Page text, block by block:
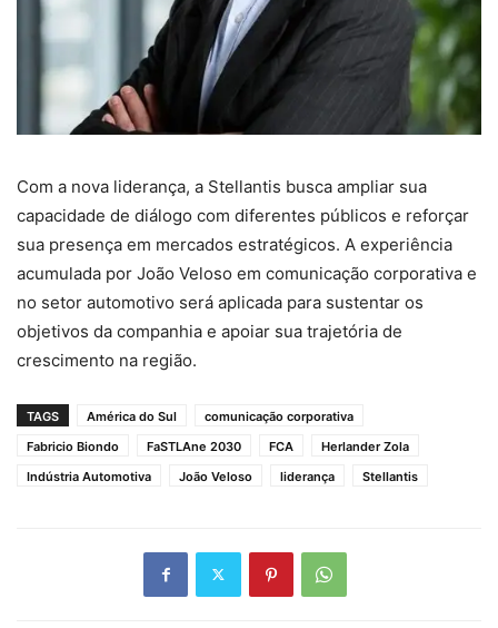
Com a nova liderança, a Stellantis busca ampliar sua
capacidade de diálogo com diferentes públicos e reforçar
sua presença em mercados estratégicos. A experiência
acumulada por João Veloso em comunicação corporativa e
no setor automotivo será aplicada para sustentar os
objetivos da companhia e apoiar sua trajetória de
crescimento na região.
TAGS América do Sul
comunicação corporativa
Fabricio Biondo
FaSTLAne 2030 FCA
Herlander Zola
Indústria Automotiva
João Veloso liderança Stellantis